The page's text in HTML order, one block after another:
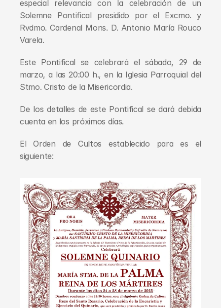
especial relevancia con la celebración de un
Solemne Pontifical presidido por el Excmo. y
Rvdmo. Cardenal Mons. D. Antonio María Rouco
Varela.
Este Pontifical se celebrará el sábado, 29 de
marzo, a las 20:00 h., en la Iglesia Parroquial del
Stmo. Cristo de la Misericordia.
De los detalles de este Pontifical se dará debida
cuenta en los próximos días.
El Orden de Cultos establecido para es el
siguiente: